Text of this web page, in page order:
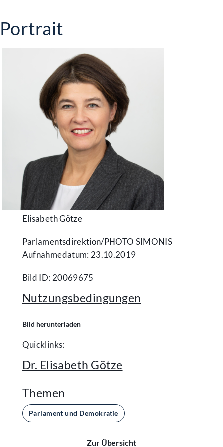
Portrait
Elisabeth Götze
Parlamentsdirektion/​PHOTO SIMONIS
Aufnahmedatum: 23.10.2019
Bild ID: 20069675
Nutzungsbedingungen
Bild herunterladen
Quicklinks:
Dr. Elisabeth Götze
Themen
Parlament und Demokratie
Zur Übersicht